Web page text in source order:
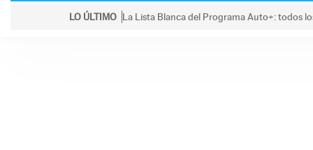
LO ÚLTIMO La Lista Blanca del Programa Auto+: todos